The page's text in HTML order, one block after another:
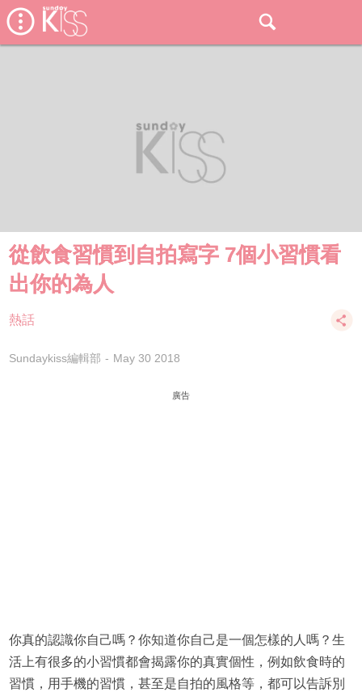
從飲食習慣到自拍寫字 7個小習慣看
出你的為人
熱話
Sundaykiss編輯部 May 30 2018
廣告
你真的認識你自己嗎？你知道你自己是一個怎樣的人嗎？生
活上有很多的小習慣都會揭露你的真實個性，例如飲食時的
習慣，用手機的習慣，甚至是自拍的風格等，都可以告訴別